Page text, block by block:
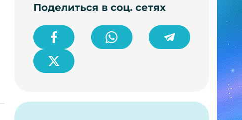
Поделиться в соц. сетях